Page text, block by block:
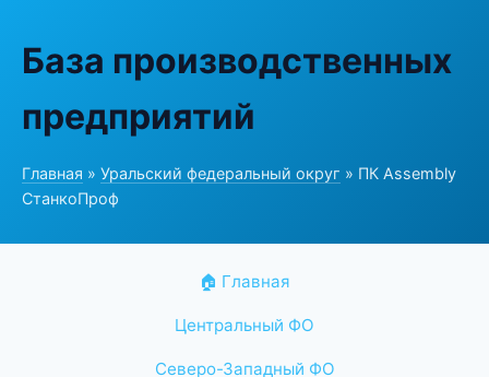
База производственных
предприятий
Главная » Уральский федеральный округ » ПК Assembly
СтанкоПроф
🏠 Главная
Центральный ФО
Северо-Западный ФО